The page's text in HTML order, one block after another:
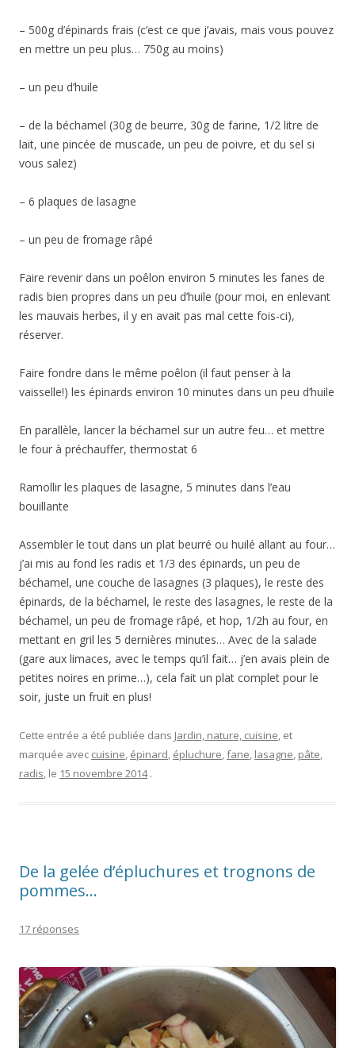
– 500g d’épinards frais (c’est ce que j’avais, mais vous pouvez
en mettre un peu plus… 750g au moins)
– un peu d’huile
– de la béchamel (30g de beurre, 30g de farine, 1/2 litre de
lait, une pincée de muscade, un peu de poivre, et du sel si
vous salez)
– 6 plaques de lasagne
– un peu de fromage râpé
Faire revenir dans un poêlon environ 5 minutes les fanes de
radis bien propres dans un peu d’huile (pour moi, en enlevant
les mauvais herbes, il y en avait pas mal cette fois-ci),
réserver.
Faire fondre dans le même poêlon (il faut penser à la
vaisselle!) les épinards environ 10 minutes dans un peu d’huile
En parallèle, lancer la béchamel sur un autre feu… et mettre
le four à préchauffer, thermostat 6
Ramollir les plaques de lasagne, 5 minutes dans l’eau
bouillante
Assembler le tout dans un plat beurré ou huilé allant au four…
j’ai mis au fond les radis et 1/3 des épinards, un peu de
béchamel, une couche de lasagnes (3 plaques), le reste des
épinards, de la béchamel, le reste des lasagnes, le reste de la
béchamel, un peu de fromage râpé, et hop, 1/2h au four, en
mettant en gril les 5 dernières minutes… Avec de la salade
(gare aux limaces, avec le temps qu’il fait… j’en avais plein de
petites noires en prime…), cela fait un plat complet pour le
soir, juste un fruit en plus!
Cette entrée a été publiée dans Jardin, nature, cuisine, et
marquée avec cuisine, épinard, épluchure,fane, lasagne, pâte,
radis, le 15 novembre 2014 .
De la gelée d’épluchures et trognons de
pommes…
17 réponses